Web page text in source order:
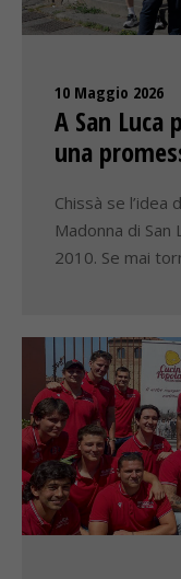
10 Maggio 2026
A San Luca
una
Chissà se l’idea
Madonna di San
2010. Se mai